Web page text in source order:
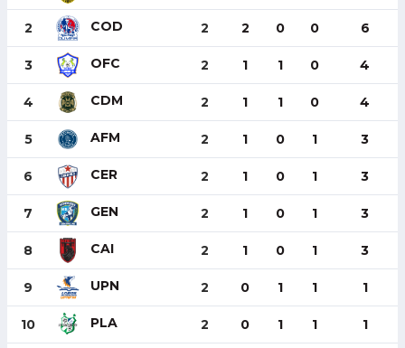
2 COD 2 2 0 0 6
3 OFC 2 1 1 0 4
4 CDM 2 1 1 0 4
5 AFM 2 1 0 1 3
6 CER 2 1 0 1 3
7 GEN 2 1 0 1 3
8 CAI 2 1 0 1 3
9 UPN 2 0 1 1 1
10 PLA 2 0 1 1 1